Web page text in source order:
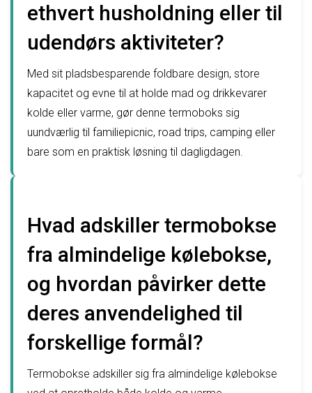
ethvert husholdning eller til
udendørs aktiviteter?
Med sit pladsbesparende foldbare design, store
kapacitet og evne til at holde mad og drikkevarer
kolde eller varme, gør denne termoboks sig
uundværlig til familiepicnic, road trips, camping eller
bare som en praktisk løsning til dagligdagen.
Hvad adskiller termobokse
fra almindelige kølebokse,
og hvordan påvirker dette
deres anvendelighed til
forskellige formål?
Termobokse adskiller sig fra almindelige kølebokse